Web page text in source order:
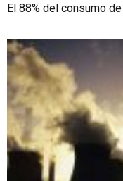
El 88% del consumo